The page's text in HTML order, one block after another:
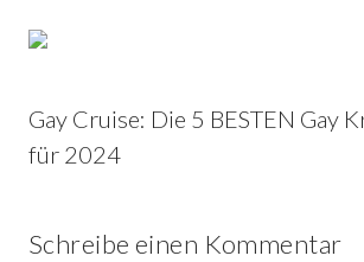
Gay Cruise: Die 5 BESTEN Gay
für 2024
Schreibe einen Kommentar